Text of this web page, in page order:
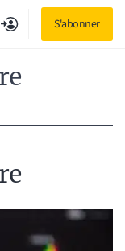
S'abonner